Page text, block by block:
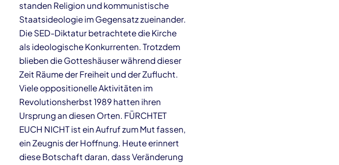
standen Religion und kommunistische
Staatsideologie im Gegensatz zueinander.
Die SED-Diktatur betrachtete die Kirche
als ideologische Konkurrenten. Trotzdem
blieben die Gotteshäuser während dieser
Zeit Räume der Freiheit und der Zuflucht.
Viele oppositionelle Aktivitäten im
Revolutionsherbst 1989 hatten ihren
Ursprung an diesen Orten. FÜRCHTET
EUCH NICHT ist ein Aufruf zum Mut fassen,
ein Zeugnis der Hoffnung. Heute erinnert
diese Botschaft daran, dass Veränderung